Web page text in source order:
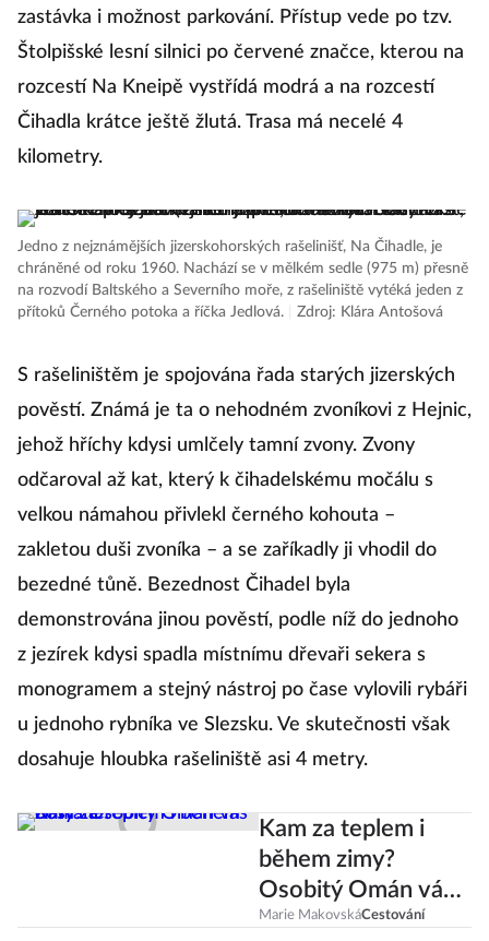
zastávka i možnost parkování. Přístup vede po tzv.
Štolpišské lesní silnici po červené značce, kterou na
rozcestí Na Kneipě vystřídá modrá a na rozcestí
Čihadla krátce ještě žlutá. Trasa má necelé 4
kilometry.
Jedno z nejznámějších jizerskohorských rašelinišť, Na Čihadle, je
chráněné od roku 1960. Nachází se v mělkém sedle (975 m) přesně
na rozvodí Baltského a Severního moře, z rašeliniště vytéká jeden z
přítoků Černého potoka a říčka Jedlová.
Zdroj: Klára Antošová
S rašeliništěm je spojována řada starých jizerských
pověstí. Známá je ta o nehodném zvoníkovi z Hejnic,
jehož hříchy kdysi umlčely tamní zvony. Zvony
odčaroval až kat, který k čihadelskému močálu s
velkou námahou přivlekl černého kohouta –
zakletou duši zvoníka – a se zaříkadly ji vhodil do
bezedné tůně. Bezednost Čihadel byla
demonstrována jinou pověstí, podle níž do jednoho
z jezírek kdysi spadla místnímu dřevaři sekera s
monogramem a stejný nástroj po čase vylovili rybáři
u jednoho rybníka ve Slezsku. Ve skutečnosti však
dosahuje hloubka rašeliniště asi 4 metry.
Kam za teplem i
během zimy?
Osobitý Omán vás
dostane
Marie MakovskáCestování